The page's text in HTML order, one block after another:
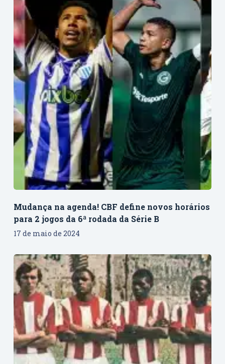
Mudança na agenda! CBF define novos horários
para 2 jogos da 6ª rodada da Série B
17 de maio de 2024